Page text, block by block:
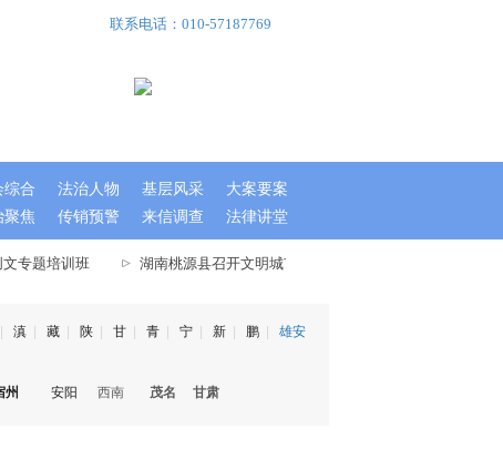
专题培训班 湖南桃源县召开文明城市指数测评迎检工作大会
聚焦 传销预警 来信调查 法律讲堂
联系电话：010-57187769
综合 法治人物 基层风采 大案要案
查询
滇 藏 陕 甘 青 宁 新 鹏 雄安
州 安阳 西南 茂名 甘肃